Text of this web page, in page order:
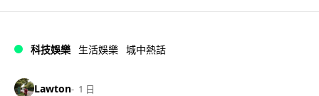
科技娛樂 生活娛樂 城中熱話
Lawton 1 日